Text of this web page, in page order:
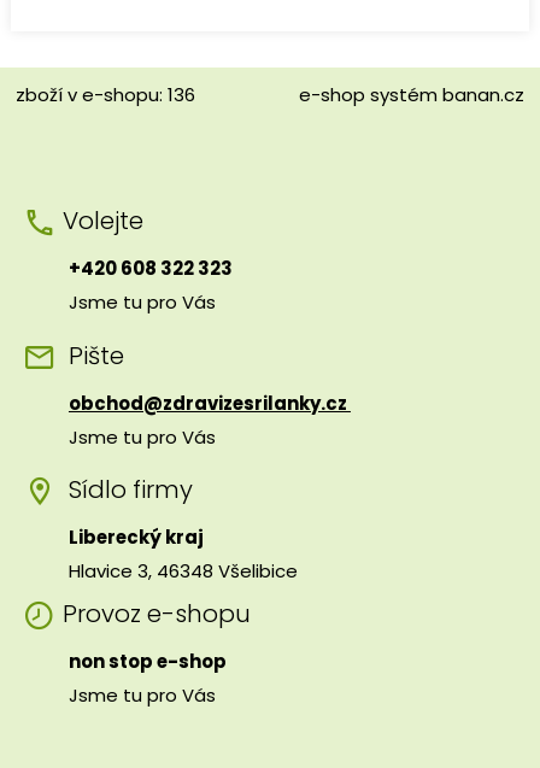
zboží v e-shopu: 136 e-shop systém banan.cz
Volejte
+420 608 322 323
Jsme tu pro Vás
Pište
obchod@zdravizesrilanky.cz
Jsme tu pro Vás
Sídlo firmy
Liberecký kraj
Hlavice 3, 46348 Všelibice
Provoz e-shopu
non stop e-shop
Jsme tu pro Vás